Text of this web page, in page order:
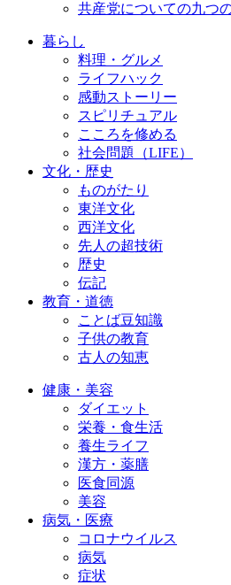
共産党についての九つ
暮らし
料理・グルメ
ライフハック
感動ストーリー
スピリチュアル
こころを修める
社会問題（LIFE）
文化・歴史
ものがたり
東洋文化
西洋文化
先人の超技術
歴史
伝記
教育・道徳
ことば豆知識
子供の教育
古人の知恵
健康・美容
ダイエット
栄養・食生活
養生ライフ
漢方・薬膳
医食同源
美容
病気・医療
コロナウイルス
病気
症状